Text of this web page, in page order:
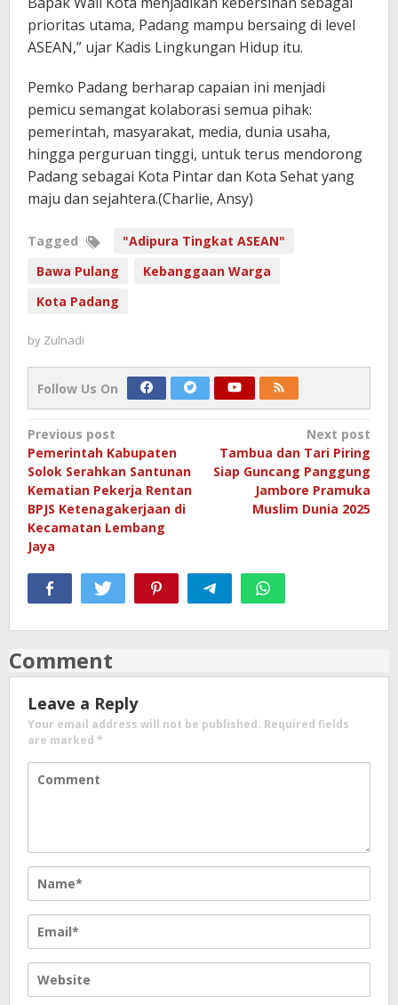
prioritas utama, Padang mampu bersaing di level
ASEAN,” ujar Kadis Lingkungan Hidup itu.
Pemko Padang berharap capaian ini menjadi
pemicu semangat kolaborasi semua pihak:
pemerintah, masyarakat, media, dunia usaha,
hingga perguruan tinggi, untuk terus mendorong
Padang sebagai Kota Pintar dan Kota Sehat yang
maju dan sejahtera.(Charlie, Ansy)
Tagged
"Adipura Tingkat ASEAN"
Bawa Pulang
Kebanggaan Warga
Kota Padang
by Zulnadi
Follow Us On
Post
navigation
Previous post
Pemerintah Kabupaten
Solok Serahkan Santunan
Kematian Pekerja Rentan
BPJS Ketenagakerjaan di
Kecamatan Lembang
Jaya
Next post
Tambua dan Tari Piring
Siap Guncang Panggung
Jambore Pramuka
Muslim Dunia 2025
Comment
Leave a Reply
Your email address will not be published. Required fields
are marked *